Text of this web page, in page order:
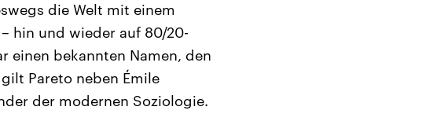
die Welt mit einem
hin und wieder auf 80/20-
einen bekannten Namen, den
Pareto neben Émile
der modernen Soziologie.